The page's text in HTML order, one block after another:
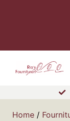
Home /